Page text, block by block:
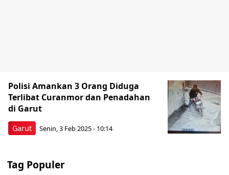
Garut
Polisi Amankan 3 Orang Diduga
Terlibat Curanmor dan Penadahan
di Garut
Senin, 3 Feb 2025 - 10:14
Tag Populer